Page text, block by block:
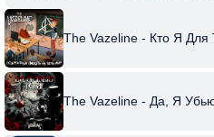
The Vazeline - Кто Я Для
The Vazeline - Да, Я